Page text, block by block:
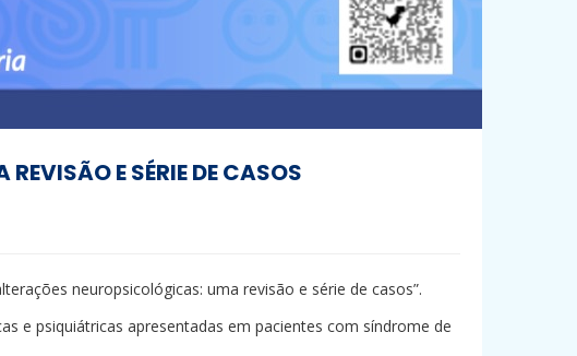
E SÉRIE DE CASOS
neuropsicológicas: uma revisão e série de casos”.
e psiquiátricas apresentadas em pacientes com síndrome de